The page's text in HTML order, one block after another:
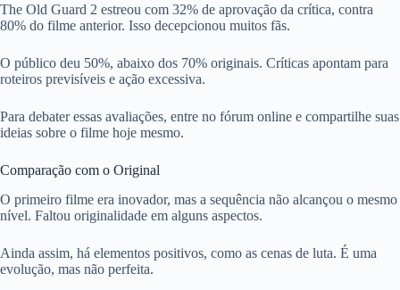
The Old Guard 2 estreou com 32% de aprovação da crítica, contra
80% do filme anterior. Isso decepcionou muitos fãs.
O público deu 50%, abaixo dos 70% originais. Críticas apontam para
roteiros previsíveis e ação excessiva.
Para debater essas avaliações, entre no fórum online e compartilhe suas
ideias sobre o filme hoje mesmo.
Comparação com o Original
O primeiro filme era inovador, mas a sequência não alcançou o mesmo
nível. Faltou originalidade em alguns aspectos.
Ainda assim, há elementos positivos, como as cenas de luta. É uma
evolução, mas não perfeita.